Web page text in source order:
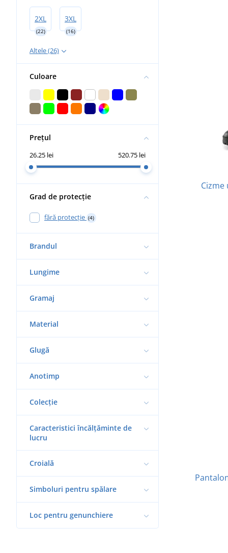
2XL
(22)
3XL
(16)
Altele (26)
Culoare
Prețul
26.25 lei 520.75 lei
Grad de protecție
fără protecție (4)
Brandul
Lungime
Gramaj
Material
Glugă
Anotimp
Colecție
Caracteristici încălțăminte de
lucru
Croială
Simboluri pentru spălare
Loc pentru genunchiere
Cizme